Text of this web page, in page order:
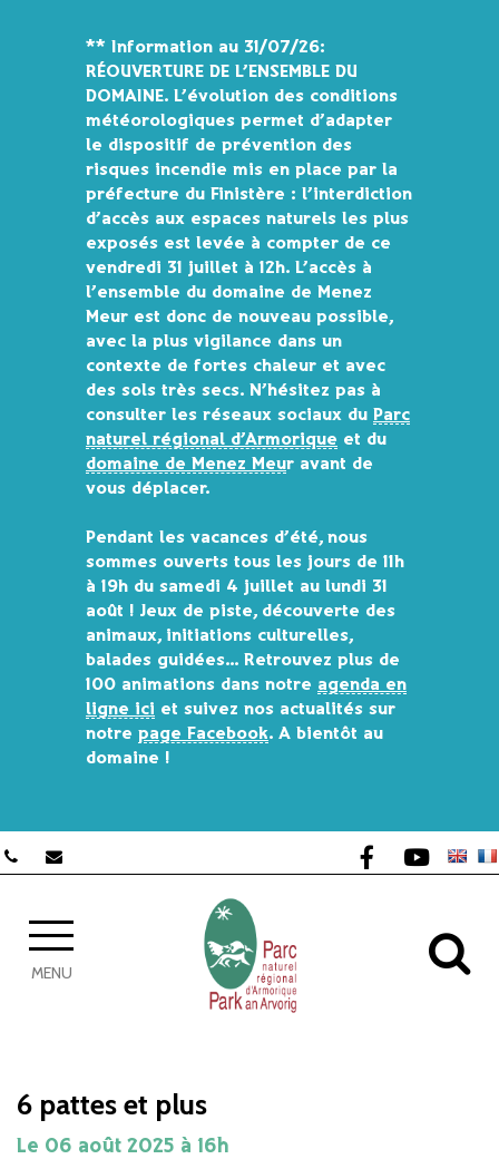
**
Information au 31/07/26:
RÉOUVERTURE DE L’ENSEMBLE DU
DOMAINE. L’évolution des conditions
météorologiques permet d’adapter
le dispositif de prévention des
risques incendie mis en place par la
préfecture du Finistère : l’interdiction
d’accès aux espaces naturels les plus
exposés est levée à compter de ce
vendredi 31 juillet à 12h. L’accès à
l’ensemble du domaine de Menez
Meur est donc de nouveau possible,
avec la plus vigilance dans un
contexte de fortes chaleur et avec
des sols très secs. N’hésitez pas à
consulter les réseaux sociaux du Parc
naturel régional d’Armorique et du
domaine de Menez Meur avant de
vous déplacer.
Pendant les vacances d’été, nous
sommes ouverts tous les jours de 11h
à 19h du samedi 4 juillet au lundi 31
août ! Jeux de piste, découverte des
animaux, initiations culturelles,
balades guidées… Retrouvez plus de
100 animations dans notre agenda en
ligne ici et suivez nos actualités sur
notre page Facebook. A bientôt au
domaine !
Lien vers le
Lien vers
MENU
6 pattes et plus
Le 06 août 2025 à 16h